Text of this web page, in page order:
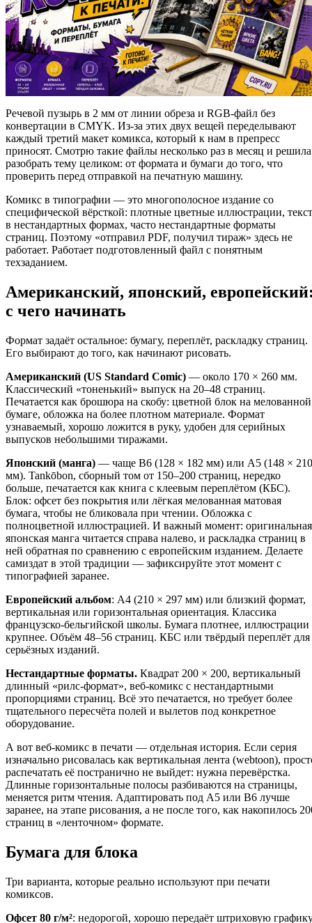
Речевой пузырь в 2 мм от линии обреза и RGB-файл без
конвертации в CMYK. Из-за этих двух вещей переделывают
каждый третий макет комикса, который к нам в препресс
приносят. Смотрю такие файлы несколько раз в месяц и решила
разобрать тему целиком: от формата и бумаги до того, что
проверить перед отправкой на печатную машину.
Комикс в типографии — это многополосное издание со
специфической вёрсткой: плотные цветные иллюстрации, текст
в нестандартных формах, часто нестандартные форматы
страниц. Поэтому «отправил PDF, получил тираж» здесь не
работает. Работает подготовленный файл с понятным
техзаданием.
Американский, японский,
с чего начинать
Формат задаёт остальное: бумагу, переплёт, раскладку страниц.
Его выбирают до того, как начинают рисовать.
Американский (US Standard Comic) — около 170 × 260 мм.
Классический «тоненький» выпуск на 20–48 страниц.
Печатается как брошюра на скобу: цветной блок на мелованной
бумаге, обложка на более плотном материале. Формат
узнаваемый, хорошо ложится в руку, удобен для серийных
выпусков небольшими тиражами.
Японский (манга) — чаще B6 (128 × 182 мм) или A5 (148 × 210
мм). Tankōbon, сборный том от 150–200 страниц, нередко
больше, печатается как книга с клеевым переплётом (КБС).
Блок: офсет без покрытия или лёгкая мелованная матовая
бумага, чтобы не бликовала при чтении. Обложка с
полноцветной иллюстрацией. И важный момент: оригинальная
японская манга читается справа налево, и раскладка страниц в
ней обратная по сравнению с европейским изданием. Делаете
самиздат в этой традиции — зафиксируйте этот момент с
типографией заранее.
Европейский альбом: A4 (210 × 297 мм) или близкий формат,
вертикальная или горизонтальная ориентация. Классика
французско-бельгийской школы. Бумага плотнее, иллюстрации
крупнее. Объём 48–56 страниц. КБС или твёрдый переплёт для
серьёзных изданий.
Нестандартные форматы. Квадрат 200 × 200, вертикальный
длинный «рилс-формат», веб-комикс с нестандартными
пропорциями страниц. Всё это печатается, но требует более
тщательного пересчёта полей и вылетов под конкретное
оборудование.
А вот веб-комикс в печати — отдельная история. Если серия
изначально рисовалась как вертикальная лента (webtoon),
распечатать её постранично не выйдет: нужна перевёрстка.
Длинные горизонтальные полосы разбиваются на страницы,
меняется ритм чтения. Адаптировать под A5 или B6 лучше
заранее, на этапе рисования, а не после того, как накопилось
страниц в «ленточном» формате.
Бумага для блока
Три варианта, которые реально используют при печати
комиксов.
Офсет 80 г/м²: недорогой, хорошо передаёт штриховую